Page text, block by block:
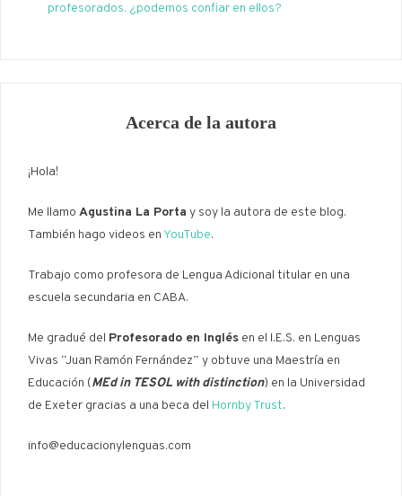
profesorados. ¿podemos confiar en ellos?
Acerca de la autora
¡Hola!
Me llamo Agustina La Porta y soy la autora de este blog.
También hago videos en YouTube.
Trabajo como profesora de Lengua Adicional titular en una
escuela secundaria en CABA.
Me gradué del Profesorado en Inglés en el I.E.S. en Lenguas
Vivas “Juan Ramón Fernández” y obtuve una Maestría en
Educación (MEd in TESOL with distinction) en la Universidad
de Exeter gracias a una beca del Hornby Trust.
info@educacionylenguas.com